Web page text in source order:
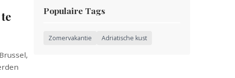
Populaire Tags
Zomervakantie Adriatische kust